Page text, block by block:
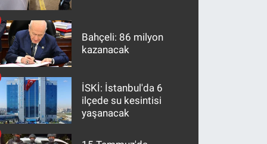
Bahçeli: 86 milyon
kazanacak
İSKİ: İstanbul'da 6
ilçede su kesintisi
yaşanacak